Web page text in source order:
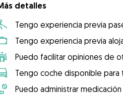
detalles
Tengo experiencia previa
Tengo experiencia previa
Puedo facilitar opiniones de
Tengo coche disponible para
Puedo administrar medicación